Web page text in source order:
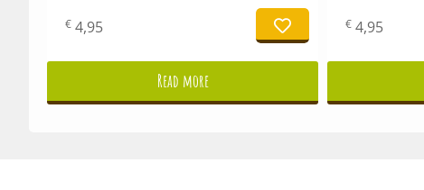
€ 4,95
Read more
€ 4,95